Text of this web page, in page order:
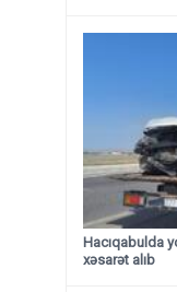
Hacıqabulda
xəsarət alıb